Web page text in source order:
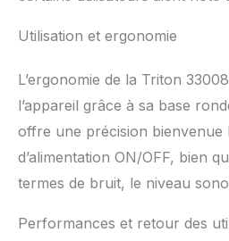
Utilisation et ergonomie
L’ergonomie de la Triton
l’appareil grâce à sa base
offre une précision bienvenue
d’alimentation ON/OFF, bien
termes de bruit, le niveau
Performances et retour des